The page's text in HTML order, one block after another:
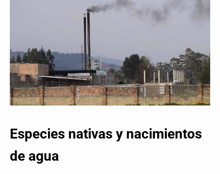
Especies nativas y nacimientos
de agua